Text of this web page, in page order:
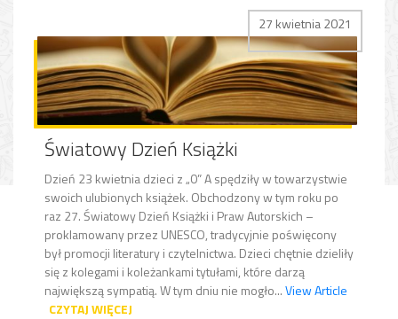
27 kwietnia 2021
Światowy Dzień Książki
Dzień 23 kwietnia dzieci z „0” A spędziły w towarzystwie
swoich ulubionych książek. Obchodzony w tym roku po
raz 27. Światowy Dzień Książki i Praw Autorskich –
proklamowany przez UNESCO, tradycyjnie poświęcony
był promocji literatury i czytelnictwa. Dzieci chętnie dzieliły
się z kolegami i koleżankami tytułami, które darzą
największą sympatią. W tym dniu nie mogło...View Article
CZYTAJ WIĘCEJ